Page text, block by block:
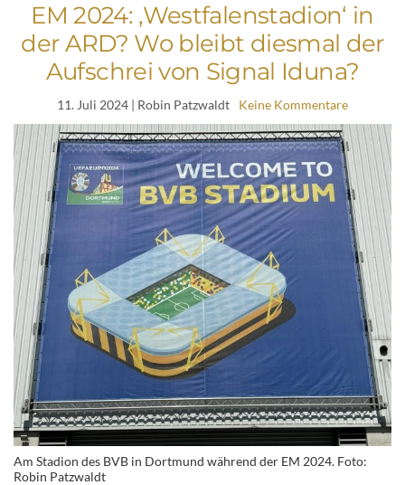
EM 2024: ‚Westfalenstadion‘ in
der ARD? Wo bleibt diesmal der
Aufschrei von Signal Iduna?
11. Juli 2024 | Robin Patzwaldt Keine Kommentare
Am Stadion des BVB in Dortmund während der EM 2024. Foto:
Robin Patzwaldt